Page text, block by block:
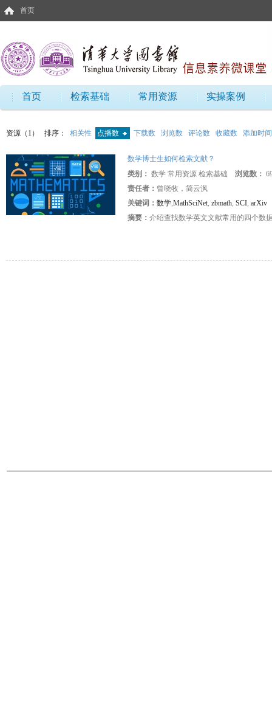
首页
首页 检索基础 常用资源 实操案例
资源（1） 排序： 相关性 点播数 下载数 浏览数 评论数 收藏数 添加时间
数学博士生如何检索文献？
类别： 数学 常用资源 检索基础 浏览数：
责任者： 曾晓牧，简云沨
关键词： 数学,MathSciNet, zbmath, SCI, arXiv
摘要： 介绍查找数学英文文献常用的四个数